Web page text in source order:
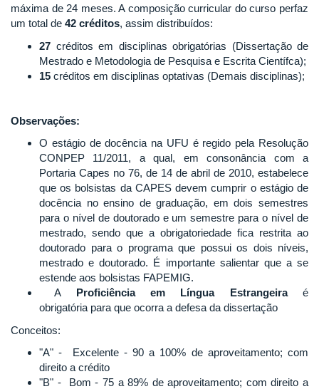
máxima de 24 meses. A composição curricular do curso perfaz
um total de 42 créditos, assim distribuídos:
27 créditos em disciplinas obrigatórias (Dissertação de
Mestrado e Metodologia de Pesquisa e Escrita Científca);
15 créditos em disciplinas optativas (Demais disciplinas);
Observações:
O estágio de docência na UFU é regido pela Resolução
CONPEP 11/2011, a qual, em consonância com a
Portaria Capes no 76, de 14 de abril de 2010, estabelece
que os bolsistas da CAPES devem cumprir o estágio de
docência no ensino de graduação, em dois semestres
para o nível de doutorado e um semestre para o nível de
mestrado, sendo que a obrigatoriedade fica restrita ao
doutorado para o programa que possui os dois níveis,
mestrado e doutorado. É importante salientar que a se
estende aos bolsistas FAPEMIG.
A Proficiência em Língua Estrangeiraé
obrigatória para que ocorra a defesa da dissertação
Conceitos:
"A" - Excelente - 90 a 100% de aproveitamento; com
direito a crédito
"B" - Bom - 75 a 89% de aproveitamento; com direito a